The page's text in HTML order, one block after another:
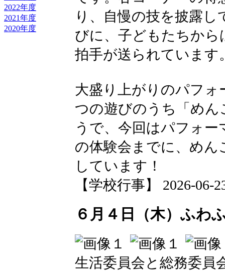
2022年度
2021年度
2020年度
り、自慢の技を披露
びに、子どもたちか
拍手が送られています
大盛り上がりのパフ
つの遊びのうち「め
うで、今回はパフォ
の体験会までに、め
しています！
【学校行事】 2026-06-
６月４日（木）ふわ
生活委員会と総務委員